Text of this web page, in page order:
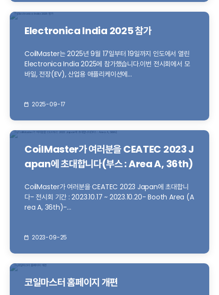
Electronica India 2025 참가
CoilMaster는 2025년 9월 17일부터 19일까지 인도에서 열린
Electronica India 2025에 참가했습니다.이번 전시회에서 모
바일, 전장(EV), 산업용 애플리케이션에...
2025-09-17
CoilMaster가 여러분을 CEATEC 2023 J
apan에 초대합니다(부스 : Area A, 36th)
CoilMaster가 여러분을 CEATEC 2023 Japan에 초대합니
다- 전시회 기간 : 2023.10.17 ~ 2023.10.20- Booth Area (A
rea A, 36th)-...
2023-09-25
코일마스터 홈페이지 개편